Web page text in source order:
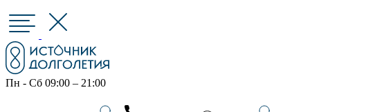
Пн - Сб 09:00 – 21:00